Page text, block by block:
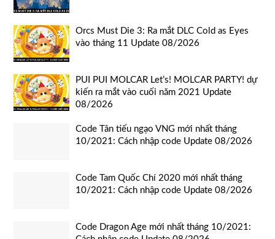
Orcs Must Die 3: Ra mắt DLC Cold as Eyes
vào tháng 11 Update 08/2026
PUI PUI MOLCAR Let’s! MOLCAR PARTY! dự
kiến ra mắt vào cuối năm 2021 Update
08/2026
Code Tân tiếu ngạo VNG mới nhất tháng
10/2021: Cách nhập code Update 08/2026
Code Tam Quốc Chí 2020 mới nhất tháng
10/2021: Cách nhập code Update 08/2026
Code Dragon Age mới nhất tháng 10/2021: